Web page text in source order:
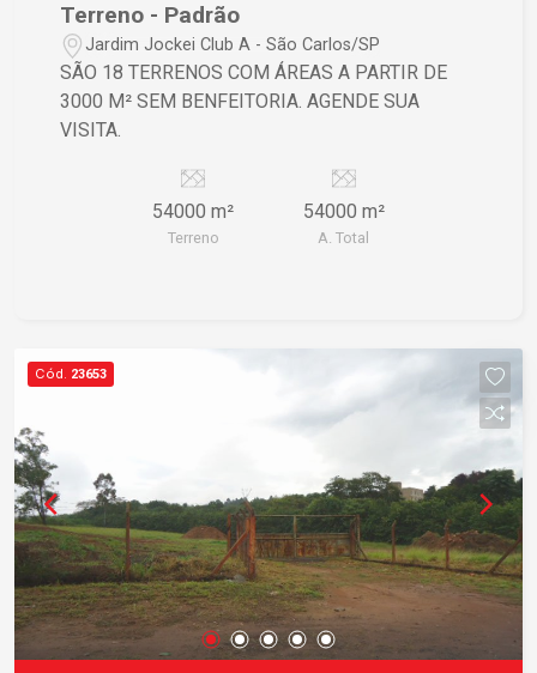
Terreno - Padrão
Jardim Jockei Club A - São Carlos/SP
SÃO 18 TERRENOS COM ÁREAS A PARTIR DE
3000 M² SEM BENFEITORIA. AGENDE SUA
VISITA.
54000 m²
Terreno
54000 m²
A. Total
Cód. 23653